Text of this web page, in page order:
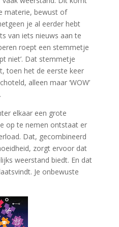
materie, bewust of
je al eerder hebt
van iets nieuws aan te
roept een stemmetje
niet’. Dat stemmetje
toen het de eerste keer
alleen maar ‘WOW’
elkaar een grote
op te nemen ontstaat er
Dat, gecombineerd
zorgt ervoor dat
weerstand biedt. En dat
Je onbewuste